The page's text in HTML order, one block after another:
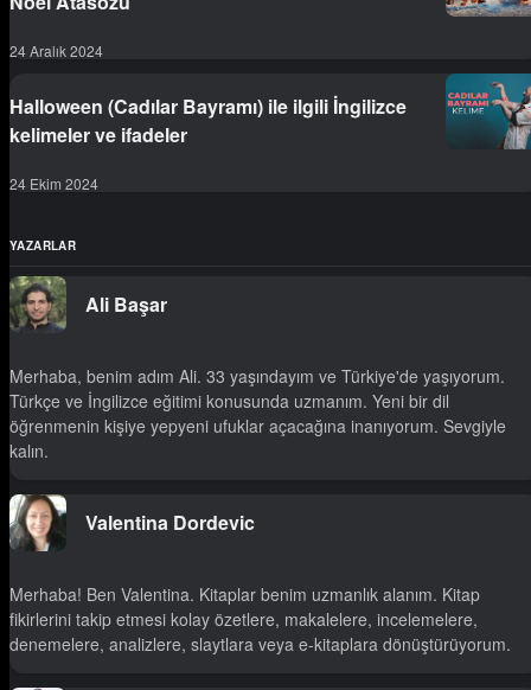
24 Aralık 2024
Halloween (Cadılar Bayramı) ile ilgili İngilizce
kelimeler ve ifadeler
24 Ekim 2024
YAZARLAR
Ali Başar
Merhaba, benim adım Ali. 33 yaşındayım ve Türkiye'de yaşıyorum.
Türkçe ve İngilizce eğitimi konusunda uzmanım. Yeni bir dil
öğrenmenin kişiye yepyeni ufuklar açacağına inanıyorum. Sevgiyle
kalın.
Valentina Dordevic
Merhaba! Ben Valentina. Kitaplar benim uzmanlık alanım. Kitap
fikirlerini takip etmesi kolay özetlere, makalelere, incelemelere,
denemelere, analizlere, slaytlara veya e-kitaplara dönüştürüyorum.